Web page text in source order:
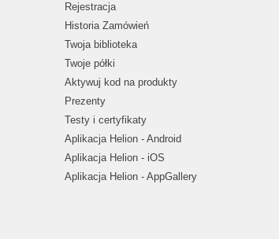
Rejestracja
Historia Zamówień
Twoja biblioteka
Twoje półki
Aktywuj kod na produkty
Prezenty
Testy i certyfikaty
Aplikacja Helion - Android
Aplikacja Helion - iOS
Aplikacja Helion - AppGallery